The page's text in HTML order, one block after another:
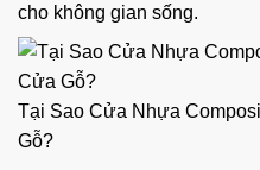
cho không gian sống.
Tại Sao Cửa Nhựa
Gỗ?